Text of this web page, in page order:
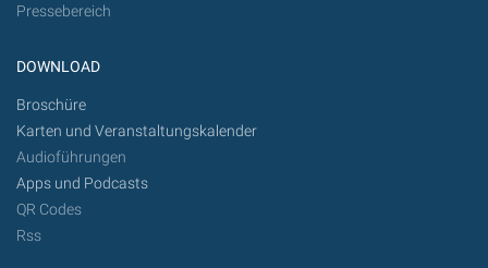
Pressebereich
DOWNLOAD
Broschüre
Karten und Veranstaltungskalender
Audioführungen
Apps und Podcasts
QR Codes
Rss